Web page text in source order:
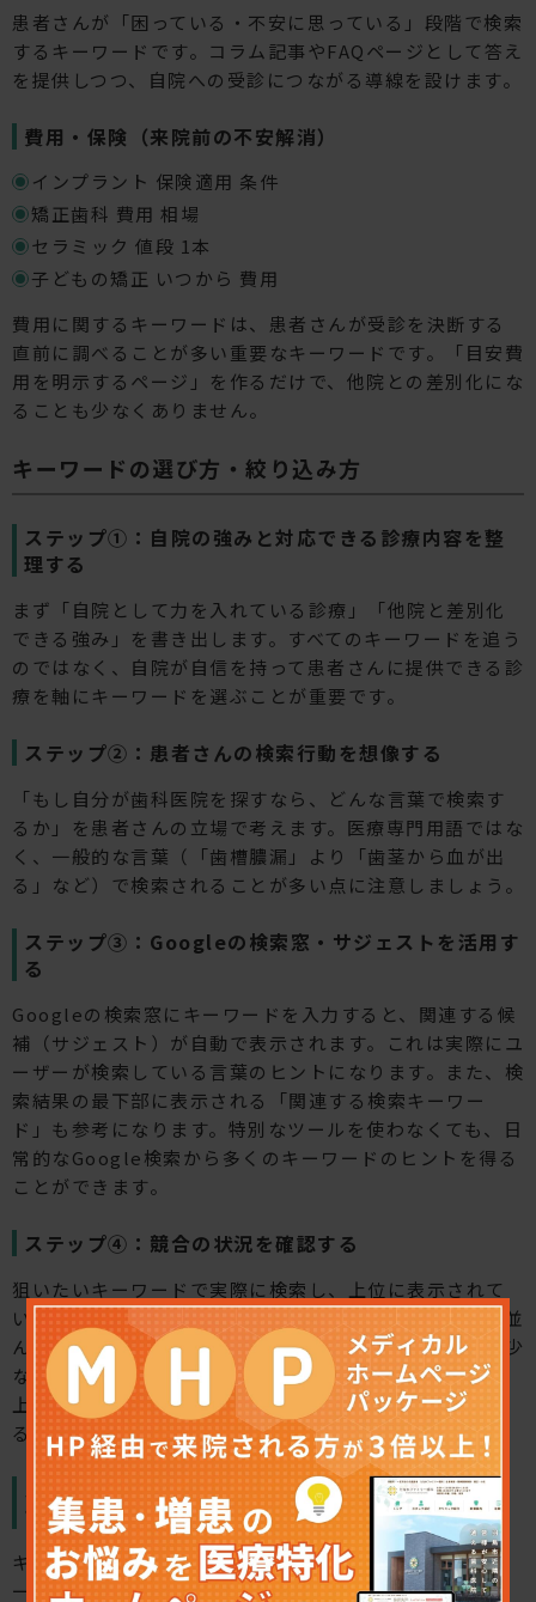
患者さんが「困っている・不安に思っている」段階で検索
するキーワードです。コラム記事やFAQページとして答え
を提供しつつ、自院への受診につながる導線を設けます。
費用・保険（来院前の不安解消）
インプラント 保険適用 条件
矯正歯科 費用 相場
セラミック 値段 1本
子どもの矯正 いつから 費用
費用に関するキーワードは、患者さんが受診を決断する
直前に調べることが多い重要なキーワードです。「目安費
用を明示するページ」を作るだけで、他院との差別化にな
ることも少なくありません。
キーワードの選び方・絞り込み方
ステップ①：自院の強みと対応できる診療内容を整
理する
まず「自院として力を入れている診療」「他院と差別化
できる強み」を書き出します。すべてのキーワードを追う
のではなく、自院が自信を持って患者さんに提供できる診
療を軸にキーワードを選ぶことが重要です。
ステップ②：患者さんの検索行動を想像する
「もし自分が歯科医院を探すなら、どんな言葉で検索す
るか」を患者さんの立場で考えます。医療専門用語ではな
く、一般的な言葉（「歯槽膿漏」より「歯茎から血が出
る」など）で検索されることが多い点に注意しましょう。
ステップ③：Googleの検索窓・サジェストを活用す
る
Googleの検索窓にキーワードを入力すると、関連する候
補（サジェスト）が自動で表示されます。これは実際にユ
ーザーが検索している言葉のヒントになります。また、検
索結果の最下部に表示される「関連する検索キーワー
ド」も参考になります。特別なツールを使わなくても、日
常的なGoogle検索から多くのキーワードのヒントを得る
ことができます。
ステップ④：競合の状況を確認する
狙いたいキーワードで実際に検索し、上位に表示されて
いるサイトを確認します。大手ポータルや行政サイトが並
んでいる場合は競合が強く、個人医院が入り込む余地は少
ないかもしれません。逆に、近隣の歯科医院のサイトが
上位にあるのであれば、コンテンツの質と量で差をつけ
ることで十分に勝負できる可能性があります。
ステップ⑤：優先順位をつけて1ページ1キーワード
で設計する
キーワードが洗い出せたら、「このページはこのキーワ
ードを狙う」という形で1ページ1テーマで設計します。